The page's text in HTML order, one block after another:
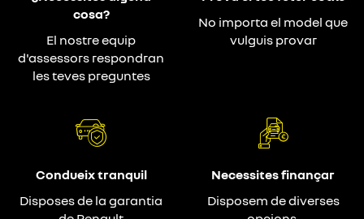
cosa?
El nostre equip
d'assessors respondran
les teves preguntes
No importa el model que
vulguis provar
Condueix tranquil
Disposes de la garantia
Necessites finançar
Disposem de diverses